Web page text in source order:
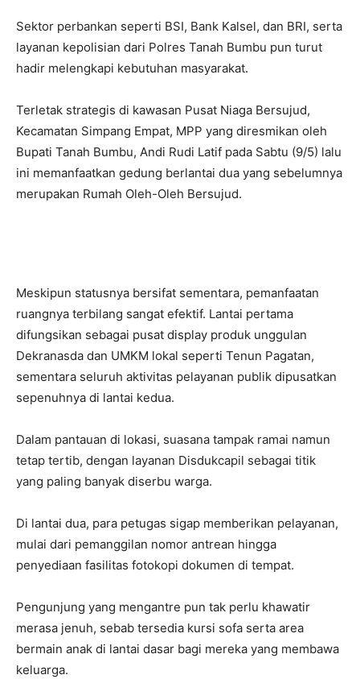
Sektor perbankan seperti BSI, Bank Kalsel, dan BRI, serta
layanan kepolisian dari Polres Tanah Bumbu pun turut
hadir melengkapi kebutuhan masyarakat.
Terletak strategis di kawasan Pusat Niaga Bersujud,
Kecamatan Simpang Empat, MPP yang diresmikan oleh
Bupati Tanah Bumbu, Andi Rudi Latif pada Sabtu (9/5) lalu
ini memanfaatkan gedung berlantai dua yang sebelumnya
merupakan Rumah Oleh-Oleh Bersujud.
Meskipun statusnya bersifat sementara, pemanfaatan
ruangnya terbilang sangat efektif. Lantai pertama
difungsikan sebagai pusat display produk unggulan
Dekranasda dan UMKM lokal seperti Tenun Pagatan,
sementara seluruh aktivitas pelayanan publik dipusatkan
sepenuhnya di lantai kedua.
Dalam pantauan di lokasi, suasana tampak ramai namun
tetap tertib, dengan layanan Disdukcapil sebagai titik
yang paling banyak diserbu warga.
Di lantai dua, para petugas sigap memberikan pelayanan,
mulai dari pemanggilan nomor antrean hingga
penyediaan fasilitas fotokopi dokumen di tempat.
Pengunjung yang mengantre pun tak perlu khawatir
merasa jenuh, sebab tersedia kursi sofa serta area
bermain anak di lantai dasar bagi mereka yang membawa
keluarga.